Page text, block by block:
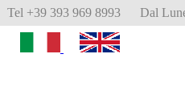
Tel +39 393 969 8993 Dal